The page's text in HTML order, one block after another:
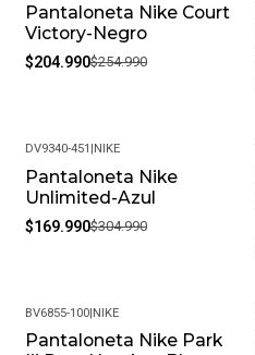
-20%
Pantaloneta Nike Court
Victory-Negro
$204.990$254.990
-44%
DV9340-451 |NIKE
Pantaloneta Nike
Unlimited-Azul
$169.990$304.990
BV6855-100|NIKE
Pantaloneta Nike Park